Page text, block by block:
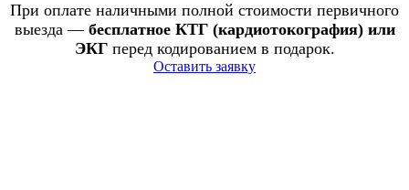
При оплате наличными полной стоимости первичного
выезда — бесплатное КТГ (кардиотокография) или
ЭКГперед кодированием в подарок.
Оставить заявку